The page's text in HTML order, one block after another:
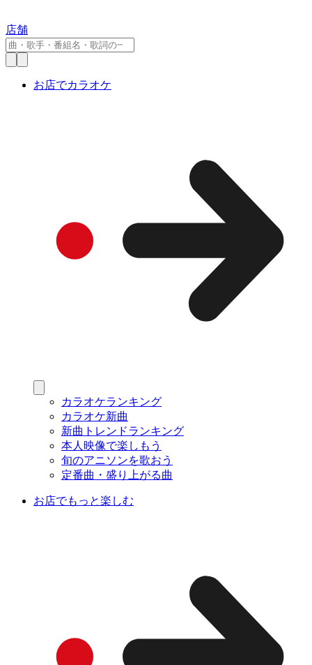
店舗
お店でカラオケ
カラオケランキング
カラオケ新曲
新曲トレンドランキング
本人映像で楽しもう
旬のアニソンを歌おう
定番曲・盛り上がる曲
お店でもっと楽しむ